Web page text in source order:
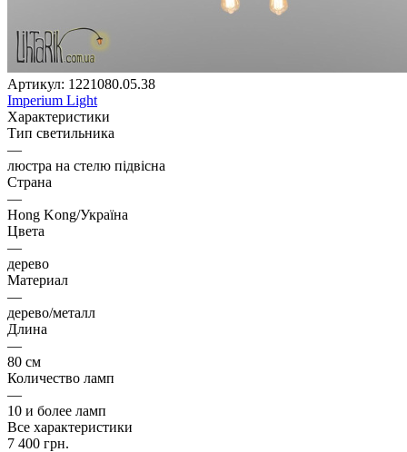
Артикул: 1221080.05.38
Imperium Light
Характеристики
Тип светильника
—
люстра на стелю підвісна
Страна
—
Hong Kong/Україна
Цвета
—
дерево
Материал
—
дерево/металл
Длина
—
80 см
Количество ламп
—
10 и более ламп
Все характеристики
7 400 грн.